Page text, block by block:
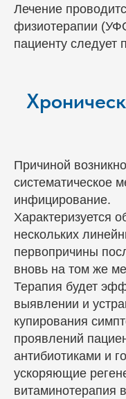
Лечение
физиотерапии
пациенту следует
Причиной
систематическое
инфицирование.
Характеризуется
нескольких
первопричины
вновь на том же
Терапия будет
выявлении и
купирования
проявлений
антибиотиками и
ускоряющие
витаминотерапия